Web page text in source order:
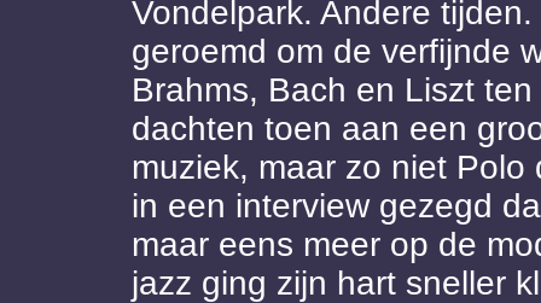
Vondelpark. Andere
geroemd om de verfijnde
Brahms, Bach en Liszt
dachten toen aan een
muziek, maar zo niet
in een interview gezegd
maar eens meer op de
jazz ging zijn hart sneller